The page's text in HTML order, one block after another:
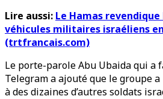
Lire aussi: Le Hamas
véhicules militaires israéliens
(trtfrancais.com)
Le porte-parole Abu Ubaida qui a
Telegram a ajouté que le groupe
à des dizaines d’autres soldats